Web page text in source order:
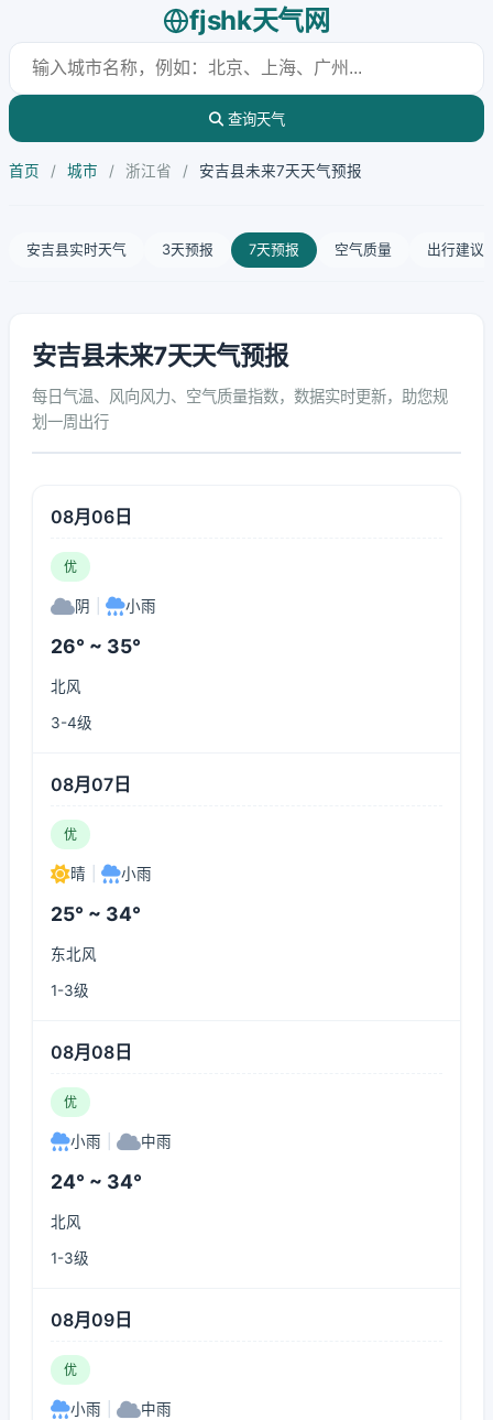
fjshk天气网
查询天气
首页 / 城市 / 浙江省 / 安吉县未来7天天气预报
安吉县实时天气 3天预报 7天预报 空气质量 出行建议
安吉县未来7天天气预报
每日气温、风向风力、空气质量指数，数据实时更新，助您规
划一周出行
08月06日
优
阴 小雨
26° ~ 35°
北风
3-4级
08月07日
优
晴 小雨
25° ~ 34°
东北风
1-3级
08月08日
优
小雨 中雨
24° ~ 34°
北风
1-3级
08月09日
优
小雨 中雨